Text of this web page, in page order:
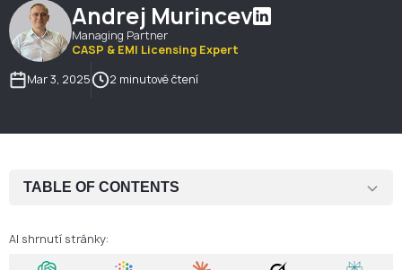
Andrej Murincev
Managing Partner
CASP & EMI Licensing Expert
Mar 3, 2025
2 minutové čtení
TABLE OF CONTENTS
AI shrnutí stránky: